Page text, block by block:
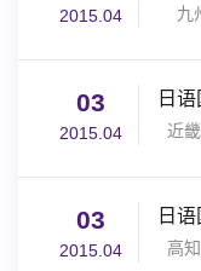
2015.04
03
2015.04
日
03
2015.04
日